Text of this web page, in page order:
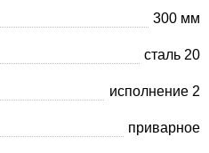
300 мм
сталь 20
исполнение 2
приварное